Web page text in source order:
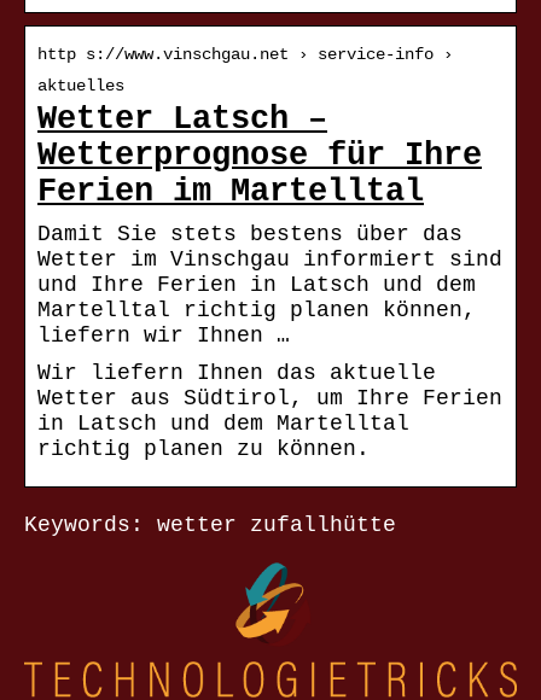
http s://www.vinschgau.net › service-info ›
aktuelles
Wetter Latsch –
Wetterprognose für Ihre
Ferien im Martelltal
Damit Sie stets bestens über das
Wetter im Vinschgau informiert sind
und Ihre Ferien in Latsch und dem
Martelltal richtig planen können,
liefern wir Ihnen …
Wir liefern Ihnen das aktuelle
Wetter aus Südtirol, um Ihre Ferien
in Latsch und dem Martelltal
richtig planen zu können.
Keywords: wetter zufallhütte